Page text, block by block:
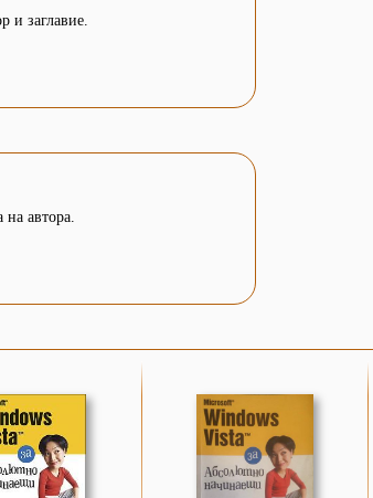
и заглавие.
автора.